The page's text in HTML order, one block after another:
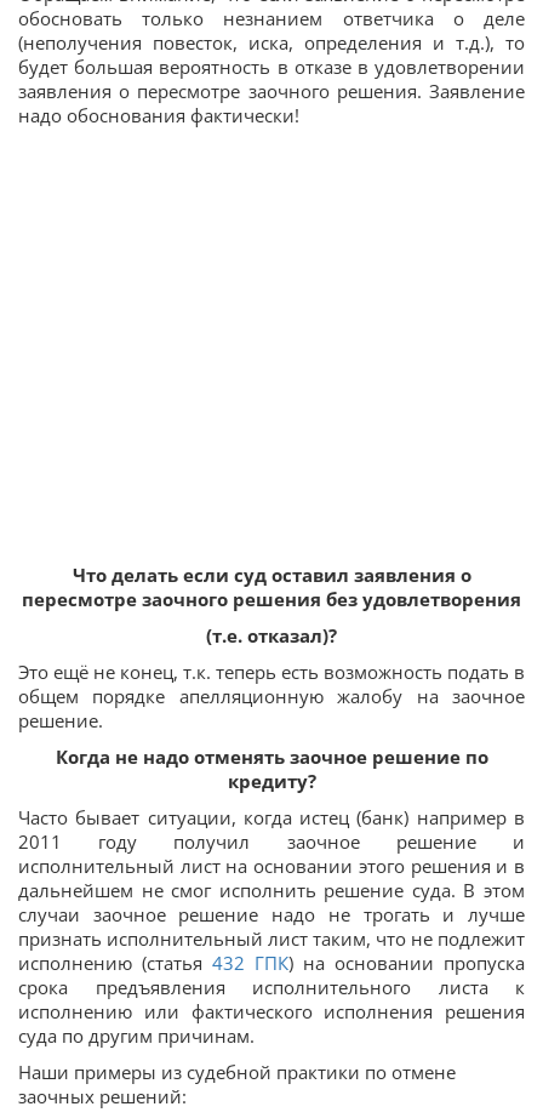
обосновать только незнанием ответчика о деле
(неполучения повесток, иска, определения и т.д.), то
будет большая вероятность в отказе в удовлетворении
заявления о пересмотре заочного решения. Заявление
надо обоснования фактически!
Что делать если суд оставил заявления о
пересмотре заочного решения без удовлетворения
(т.е. отказал)?
Это ещё не конец, т.к. теперь есть возможность подать в
общем порядке апелляционную жалобу на заочное
решение.
Когда не надо отменять заочное решение по
кредиту?
Часто бывает ситуации, когда истец (банк) например в
2011 году получил заочное решение и
исполнительный лист на основании этого решения и в
дальнейшем не смог исполнить решение суда. В этом
случаи заочное решение надо не трогать и лучше
признать исполнительный лист таким, что не подлежит
исполнению (статья 432 ГПК) на основании пропуска
срока предъявления исполнительного листа к
исполнению или фактического исполнения решения
суда по другим причинам.
Наши примеры из судебной практики по отмене
заочных решений: